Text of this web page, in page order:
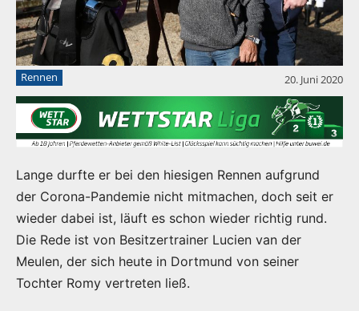
Rennen 20. Juni 2020
Lange durfte er bei den hiesigen Rennen aufgrund
der Corona-Pandemie nicht mitmachen, doch seit er
wieder dabei ist, läuft es schon wieder richtig rund.
Die Rede ist von Besitzertrainer Lucien van der
Meulen, der sich heute in Dortmund von seiner
Tochter Romy vertreten ließ.